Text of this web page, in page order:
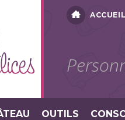
ACCUEIL
OUTILS